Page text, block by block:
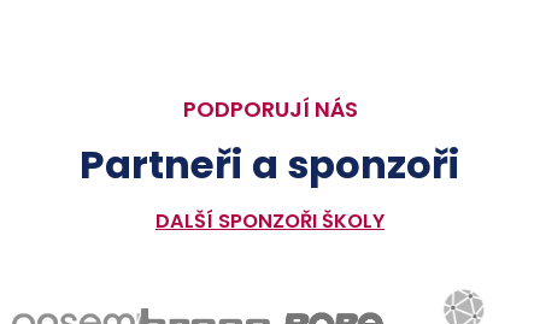
PODPORUJÍ NÁS
Partneři a sponzoři
DALŠÍ SPONZOŘI ŠKOLY